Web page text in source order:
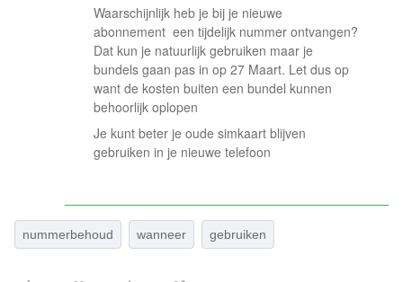
Waarschijnlijk heb je bij je nieuwe
abonnement een tijdelijk nummer ontvangen?
Dat kun je natuurlijk gebruiken maar je
bundels gaan pas in op 27 Maart. Let dus op
want de kosten buiten een bundel kunnen
behoorlijk oplopen
Je kunt beter je oude simkaart blijven
gebruiken in je nieuwe telefoon
nummerbehoud wanneer gebruiken